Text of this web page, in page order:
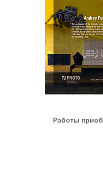
Работы